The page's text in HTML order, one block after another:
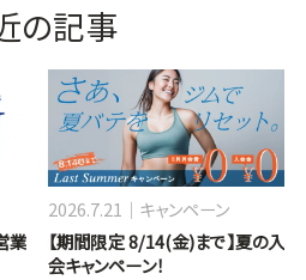
の記事
業
【期間限定 8/14(金)まで】夏の入
会キャンペーン！
2026.7.21 キャンペーン